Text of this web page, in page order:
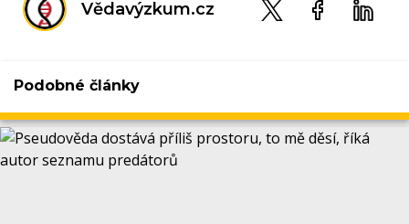
Vědavýzkum.cz
Podobné články